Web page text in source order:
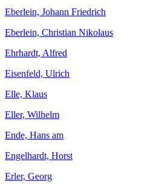
Eberlein, Johann Friedrich
Eberlein, Christian Nikolaus
Ehrhardt, Alfred
Eisenfeld, Ulrich
Elle, Klaus
Eller, Wilhelm
Ende, Hans am
Engelhardt, Horst
Erler, Georg